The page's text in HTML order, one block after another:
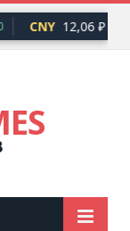
CNY 12,06 ₽